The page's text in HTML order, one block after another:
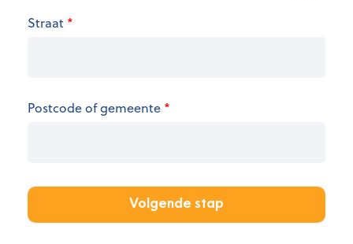
We hebben op dit moment geen informatie over
Straat *
Postcode of gemeente *
Volgende stap